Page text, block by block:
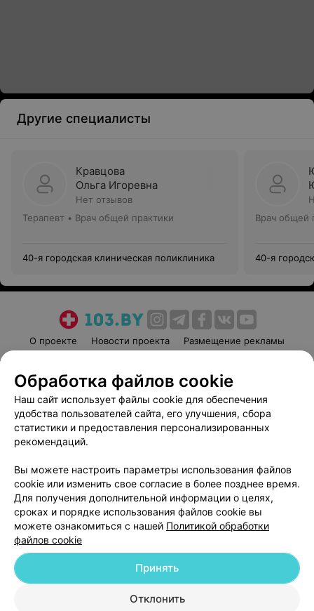
Другие специалисты
Кравцова
Ольга Игоревна
Нет отзывов
Терапевт • Врач общей практики
40-я городская клиническая поликлиника
Врач общей
40-я
О проекте Новости проекта
Размещение рекламы
Пользовательское соглашение
Способы оплаты
Вакансии
Партнеры
Написать руководителю 103.by
Обработка персональных данных
© 2026 ООО «Артокс Лаб», УНП 191700409
| 220012, Республика Беларусь,
Обработка файлов cookie
Наш сайт использует файлы cookie для обеспечения
удобства пользователей сайта, его улучшения, сбора
статистики и предоставления персонализированных
рекомендаций.
Вы можете настроить параметры использования файлов
cookie или изменить свое согласие в более позднее время.
Для получения дополнительной информации о целях,
сроках и порядке использования файлов cookie вы
можете ознакомиться с нашей Политикой обработки
файлов cookie
Отклонить
Принять